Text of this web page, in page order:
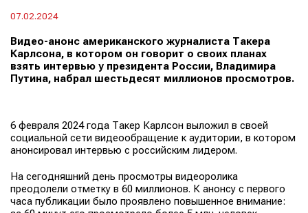
07.02.2024
Видео-анонс американского журналиста Такера
Карлсона, в котором он говорит о своих планах
взять интервью у президента России, Владимира
Путина, набрал шестьдесят миллионов просмотров.
6 февраля 2024 года Такер Карлсон выложил в своей
социальной сети видеообращение к аудитории, в котором
анонсировал интервью с российским лидером.
На сегодняшний день просмотры видеоролика
преодолели отметку в 60 миллионов. К анонсу с первого
часа публикации было проявлено повышенное внимание: